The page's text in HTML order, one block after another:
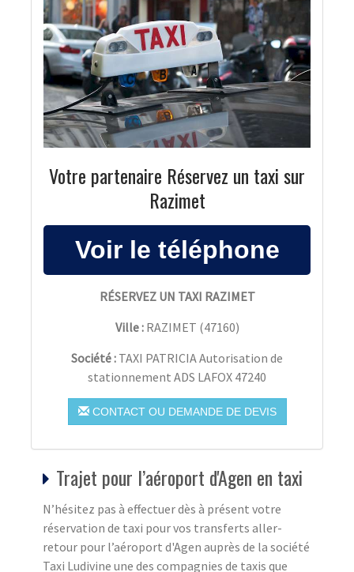
Votre partenaire Réservez un taxi sur
Razimet
RÉSERVEZ UN TAXI RAZIMET
Ville : RAZIMET (47160)
Société : TAXI PATRICIA Autorisation de
stationnement ADS LAFOX 47240
CONTACT OU DEMANDE DE DEVIS
Trajet pour l’aéroport d'Agen en taxi
N’hésitez pas à effectuer dès à présent votre
réservation de taxi pour vos transferts aller-
retour pour l’aéroport d'Agen auprès de la société
Taxi Ludivine une des compagnies de taxis que